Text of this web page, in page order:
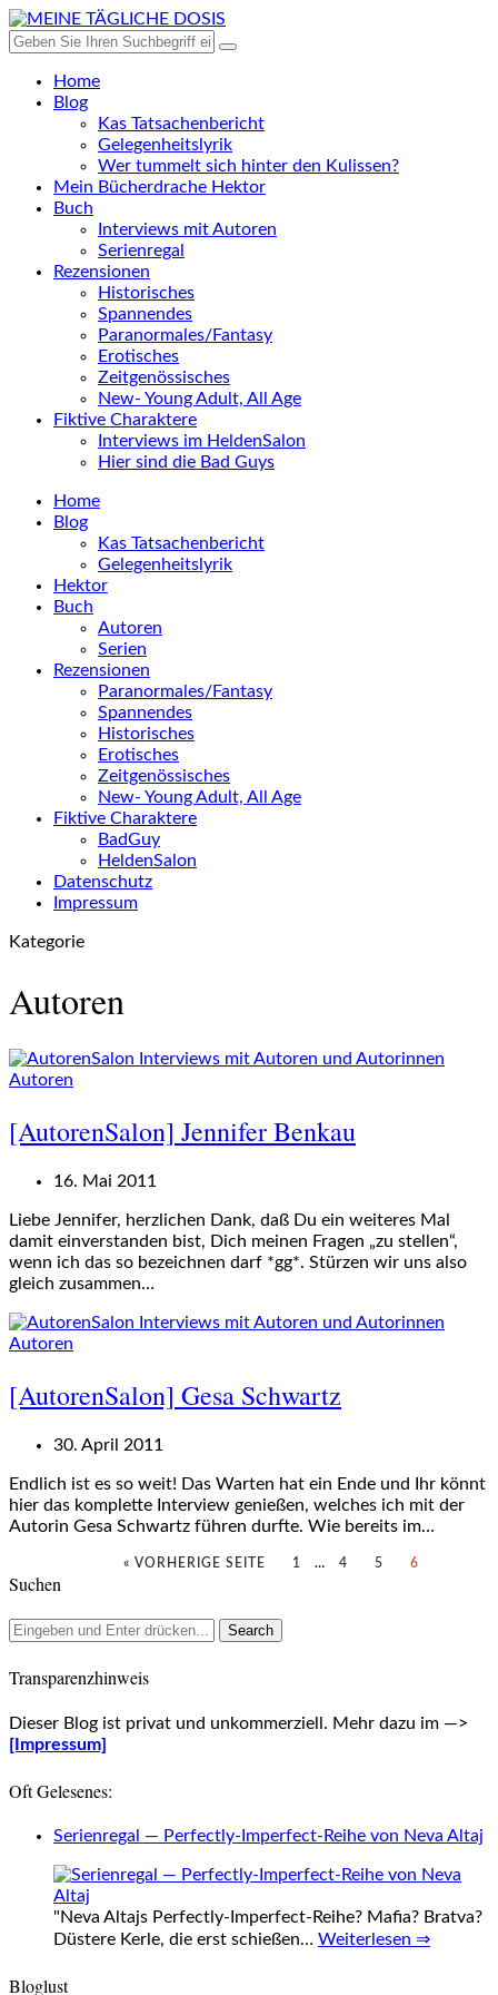
Home
Blog
Kas Tatsachenbericht
Gelegenheitslyrik
Wer tummelt sich hinter den Kulissen?
Mein Bücherdrache Hektor
Buch
Interviews mit Autoren
Serienregal
Rezensionen
Historisches
Spannendes
Paranormales/Fantasy
Erotisches
Zeitgenössisches
New- Young Adult, All Age
Fiktive Charaktere
Interviews im HeldenSalon
Hier sind die Bad Guys
Home
Blog
Kas Tatsachenbericht
Gelegenheitslyrik
Hektor
Buch
Autoren
Serien
Rezensionen
Paranormales/Fantasy
Spannendes
Historisches
Erotisches
Zeitgenössisches
New- Young Adult, All Age
Fiktive Charaktere
BadGuy
HeldenSalon
Datenschutz
Impressum
Kategorie
Autoren
Autoren
[AutorenSalon] Jennifer Benkau
16. Mai 2011
Liebe Jennifer, herzlichen Dank, daß Du ein weiteres Mal
damit einverstanden bist, Dich meinen Fragen „zu stellen“,
wenn ich das so bezeichnen darf *gg*. Stürzen wir uns also
gleich zusammen…
Autoren
[AutorenSalon] Gesa Schwartz
30. April 2011
Endlich ist es so weit! Das Warten hat ein Ende und Ihr könnt
hier das komplette Interview genießen, welches ich mit der
Autorin Gesa Schwartz führen durfte. Wie bereits im…
« VORHERIGE SEITE 1 … 4 5 6
Suchen
Transparenzhinweis
Dieser Blog ist privat und unkommerziell. Mehr dazu im —>
[Impressum]
Oft Gelesenes:
Serienregal — Perfectly-Imperfect-Reihe von Neva Altaj
"Neva Altajs Perfectly-Imperfect-Reihe? Mafia? Bratva?
Düstere Kerle, die erst schießen… Weiterlesen ⇒
Bloglust